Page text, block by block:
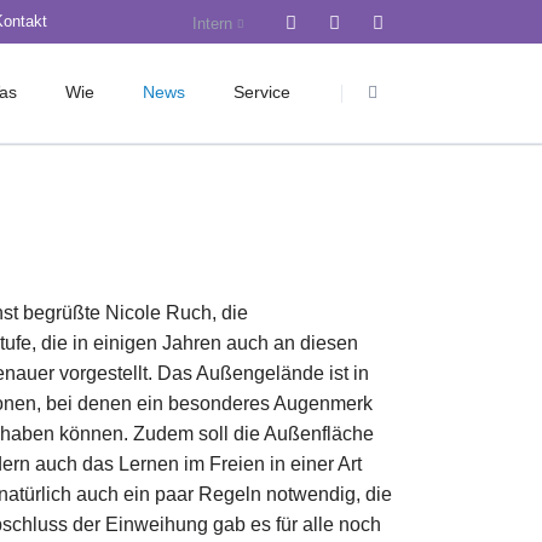
Intern
überspringen
Wie
Ethos
Kommunikation
Fördern und Fordern
Beratungsdienst
Berufs-/ Studienorientierung
News Service
iServ
LMS Hamburg
Mensa
Schulkleidung
begrüßte Nicole Ruch, die
die in einigen Jahren auch an diesen
vorgestellt. Das Außengelände ist in
bei denen ein besonderes Augenmerk
können. Zudem soll die Außenfläche
auch das Lernen im Freien in einer Art
auch ein paar Regeln notwendig, die
der Einweihung gab es für alle noch